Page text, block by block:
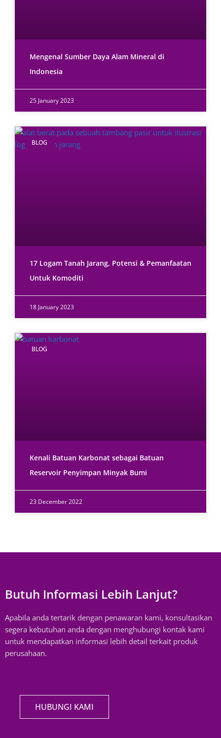
Mengenal Sumber Daya Alam Mineral di
Indonesia
25 January 2023
BLOG
17 Logam Tanah Jarang, Potensi & Pemanfaatan
Untuk Komoditi
18 January 2023
BLOG
Kenali Batuan Karbonat sebagai Batuan
Reservoir Penyimpan Minyak Bumi
23 December 2022
Butuh Informasi Lebih Lanjut?
Apabila anda tertarik dengan penawaran kami, konsultasikan
segera kebutuhan anda dengan menghubungi kontak kami
untuk mendapatkan informasi lebih detail terkait produk
perusahaan.
HUBUNGI KAMI